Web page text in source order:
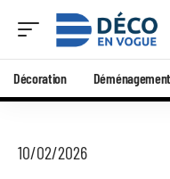
Décoration Déménagement
10/02/2026